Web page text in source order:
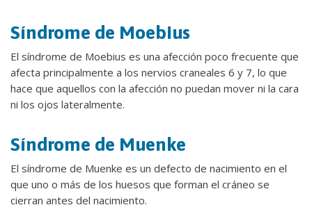
Síndrome de Moebius
El síndrome de Moebius es una afección poco frecuente que
afecta principalmente a los nervios craneales 6 y 7, lo que
hace que aquellos con la afección no puedan mover ni la cara
ni los ojos lateralmente.
Síndrome de Muenke
El síndrome de Muenke es un defecto de nacimiento en el
que uno o más de los huesos que forman el cráneo se
cierran antes del nacimiento.